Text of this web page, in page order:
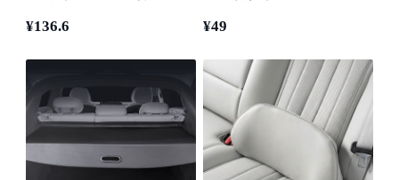
¥136.6
¥49